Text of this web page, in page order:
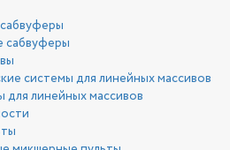
сабвуферы
системы для линейных массивов
для линейных массивов